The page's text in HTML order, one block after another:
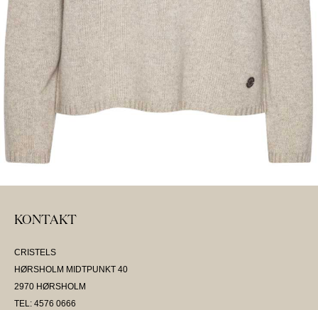
KONTAKT
CRISTELS
HØRSHOLM MIDTPUNKT 40
2970 HØRSHOLM
TEL: 4576 0666